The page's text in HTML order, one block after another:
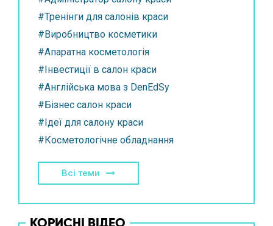
#Тренінги для салонів краси
#Виробництво косметики
#Апаратна косметологія
#Інвестиції в салон краси
#Англійська мова з DenEdSy
#Бізнес салон краси
#Ідеї для салону краси
#Косметологічне обладнання
Всі теми